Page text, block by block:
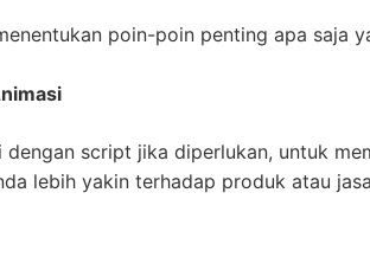
poin-poin penting apa saja
dengan script jika diperlukan, untuk
lebih yakin terhadap produk atau